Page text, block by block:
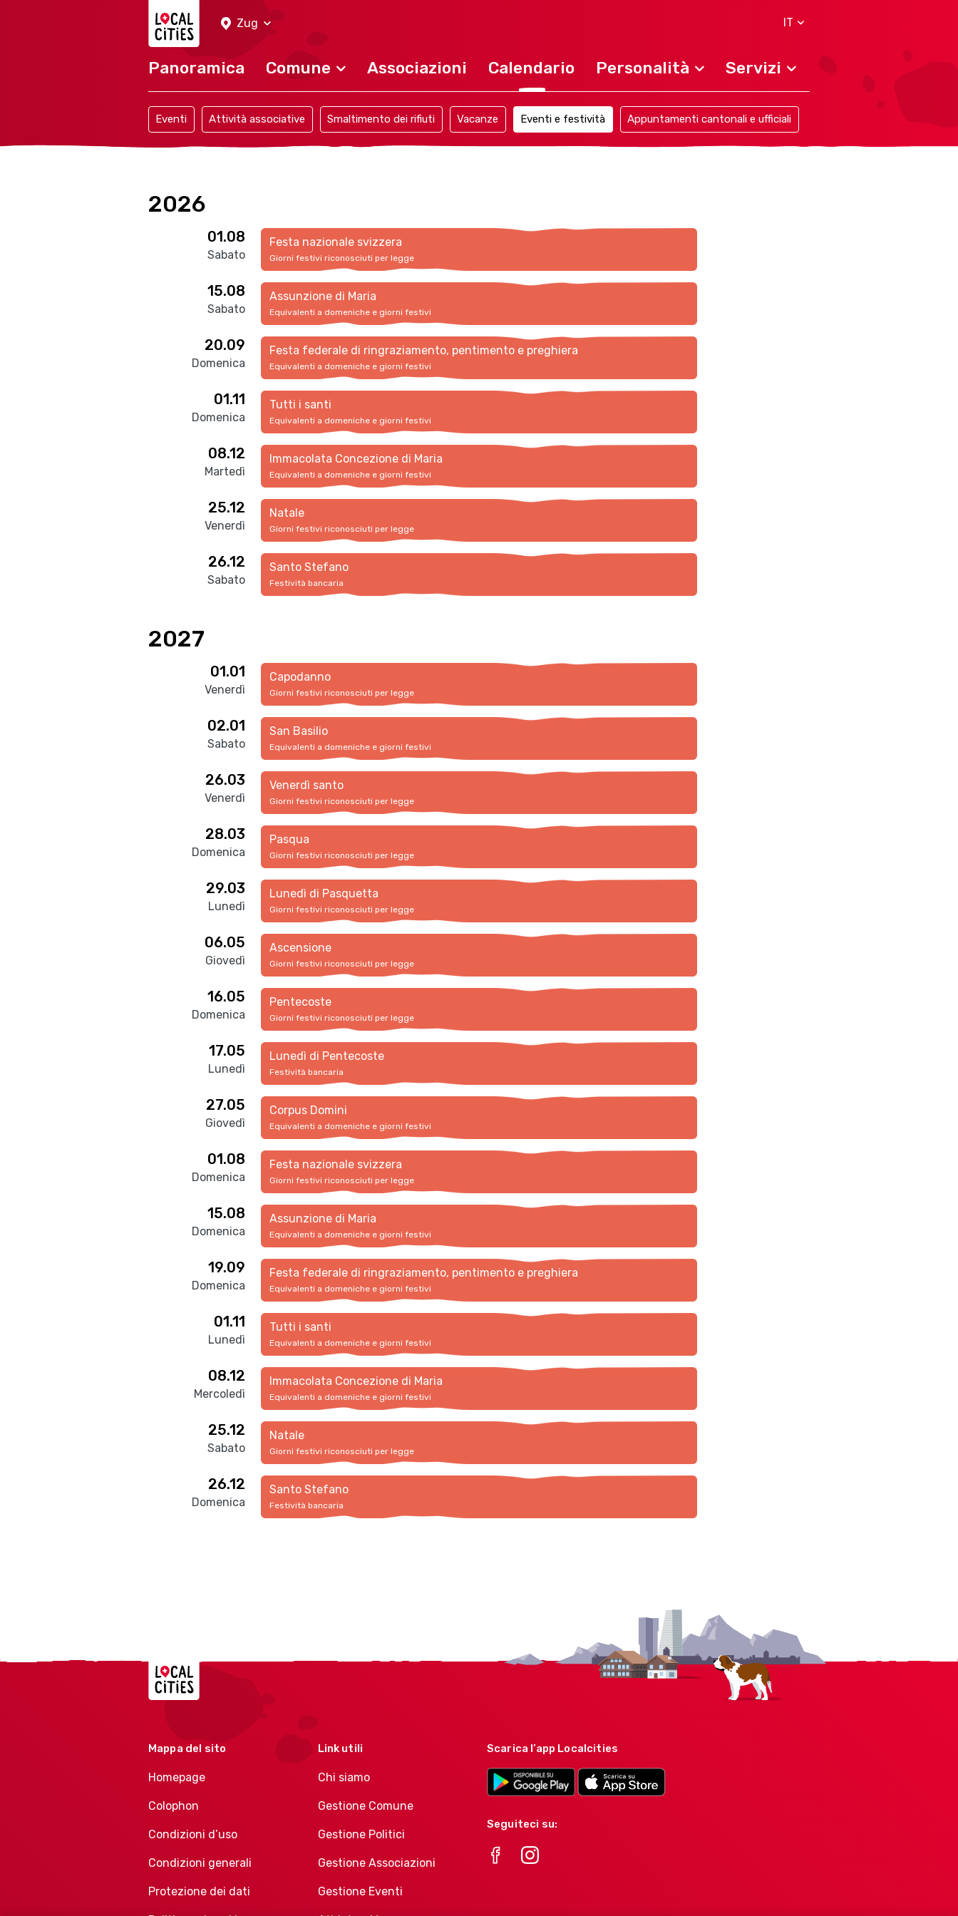
Zug
IT
Panoramica Comune Associazioni Calendario Personalità Servizi
Eventi Attività associative Smaltimento dei rifiuti Vacanze Eventi e festività Appuntamenti cantonali e ufficiali
2026
01.08
Sabato
Festa nazionale svizzera
Giorni festivi riconosciuti per legge
15.08
Sabato
Assunzione di Maria
Equivalenti a domeniche e giorni festivi
20.09
Domenica
Festa federale di ringraziamento, pentimento e preghiera
Equivalenti a domeniche e giorni festivi
01.11
Domenica
Tutti i santi
Equivalenti a domeniche e giorni festivi
08.12
Martedì
Immacolata Concezione di Maria
Equivalenti a domeniche e giorni festivi
25.12
Venerdì
Natale
Giorni festivi riconosciuti per legge
26.12
Sabato
Santo Stefano
Festività bancaria
2027
01.01
Venerdì
Capodanno
Giorni festivi riconosciuti per legge
02.01
Sabato
San Basilio
Equivalenti a domeniche e giorni festivi
26.03
Venerdì
Venerdì santo
Giorni festivi riconosciuti per legge
28.03
Domenica
Pasqua
Giorni festivi riconosciuti per legge
29.03
Lunedì
Lunedì di Pasquetta
Giorni festivi riconosciuti per legge
06.05
Giovedì
Ascensione
Giorni festivi riconosciuti per legge
16.05
Domenica
Pentecoste
Giorni festivi riconosciuti per legge
17.05
Lunedì
Lunedì di Pentecoste
Festività bancaria
27.05
Giovedì
Corpus Domini
Equivalenti a domeniche e giorni festivi
01.08
Domenica
Festa nazionale svizzera
Giorni festivi riconosciuti per legge
15.08
Domenica
Assunzione di Maria
Equivalenti a domeniche e giorni festivi
19.09
Domenica
Festa federale di ringraziamento, pentimento e preghiera
Equivalenti a domeniche e giorni festivi
01.11
Lunedì
Tutti i santi
Equivalenti a domeniche e giorni festivi
08.12
Mercoledì
Immacolata Concezione di Maria
Equivalenti a domeniche e giorni festivi
25.12
Sabato
Natale
Giorni festivi riconosciuti per legge
26.12
Domenica
Santo Stefano
Festività bancaria
Localcities
Mappa del sito
Homepage
Colophon
Condizioni d’uso
Condizioni generali
Protezione dei dati
Link utili
Chi siamo
Gestione Comune
Gestione Politici
Gestione Associazioni
Gestione Eventi
Scarica l’app Localcities
Seguiteci su: